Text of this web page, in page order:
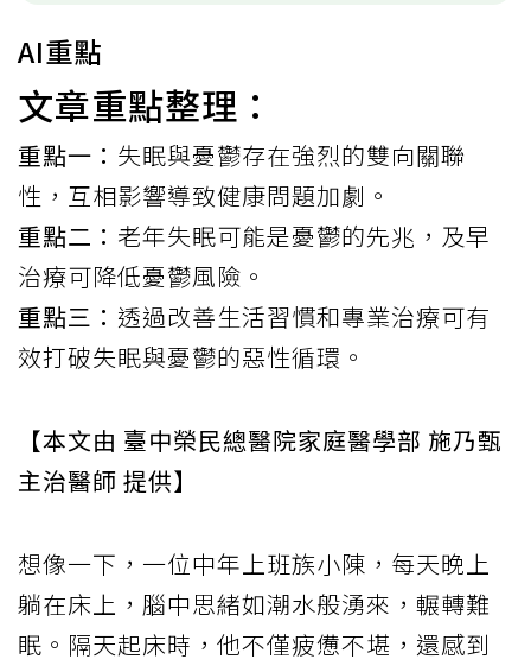
AI重點
文章重點整理：
重點一： 失眠與憂鬱存在強烈的雙向關聯
性，互相影響導致健康問題加劇。
重點二： 老年失眠可能是憂鬱的先兆，及早
治療可降低憂鬱風險。
重點三： 透過改善生活習慣和專業治療可有
效打破失眠與憂鬱的惡性循環。
【本文由 臺中榮民總醫院家庭醫學部 施乃甄
主治醫師 提供】
想像一下，一位中年上班族小陳，每天晚上
躺在床上，腦中思緒如潮水般湧來，輾轉難
眠。隔天起床時，他不僅疲憊不堪，還感到